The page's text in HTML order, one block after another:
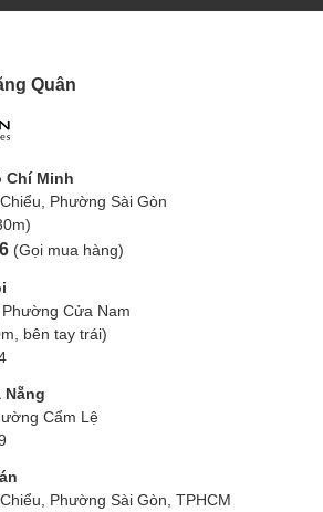
Quân
Chí Minh
Phường Sài Gòn
(Gọi mua hàng)
Cửa Nam
bên tay trái)
Nẵng
Cẩm Lệ
Phường Sài Gòn, TPHCM